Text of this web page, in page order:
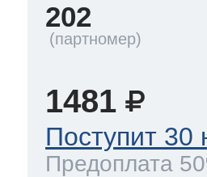
202
1481
Поступит 30
Предоплата